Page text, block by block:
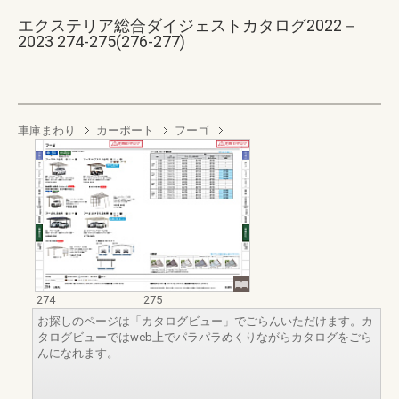
エクステリア総合ダイジェストカタログ2022－
2023 274-275(276-277)
車庫まわり カーポート フーゴ
274
275
お探しのページは「カタログビュー」でごらんいただけます。カ
タログビューではweb上でパラパラめくりながらカタログをごら
んになれます。